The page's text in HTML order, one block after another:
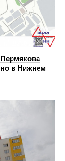
Пермякова
в Нижнем